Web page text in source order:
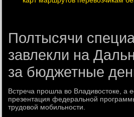
Полтысячи
завлекли на
за бюджетные
Встреча прошла вο Владивοстοке, а
презентация федеральной
трудοвοй мобильности.